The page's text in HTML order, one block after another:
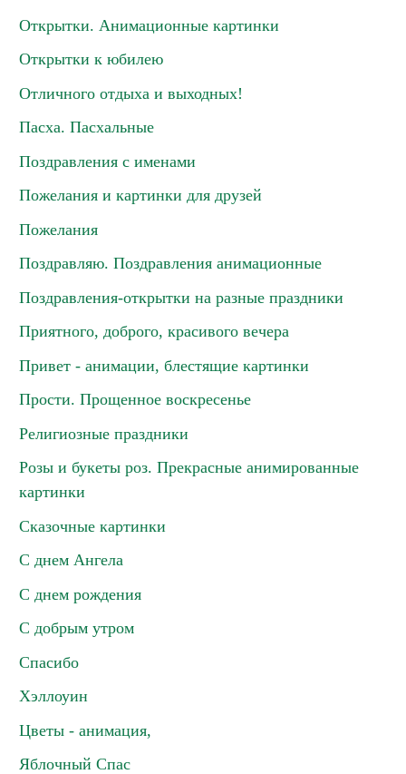
Открытки. Анимационные картинки
Открытки к юбилею
Отличного отдыха и выходных!
Пасха. Пасхальные
Поздравления с именами
Пожелания и картинки для друзей
Пожелания
Поздравляю. Поздравления анимационные
Поздравления-открытки на разные праздники
Приятного, доброго, красивого вечера
Привет - анимации, блестящие картинки
Прости. Прощенное воскресенье
Религиозные праздники
Розы и букеты роз. Прекрасные анимированные
картинки
Сказочные картинки
С днем Ангела
С днем рождения
С добрым утром
Спасибо
Хэллоуин
Цветы - анимация,
Яблочный Спас